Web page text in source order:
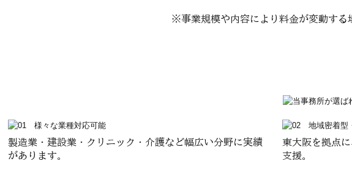
※事業規模や内容により料金が変動する
製造業・建設業・クリニック・介護など幅広い分野に実績
があります。
東大阪を拠点
支援。